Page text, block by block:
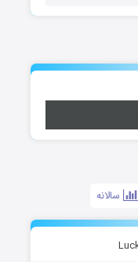
سالانه